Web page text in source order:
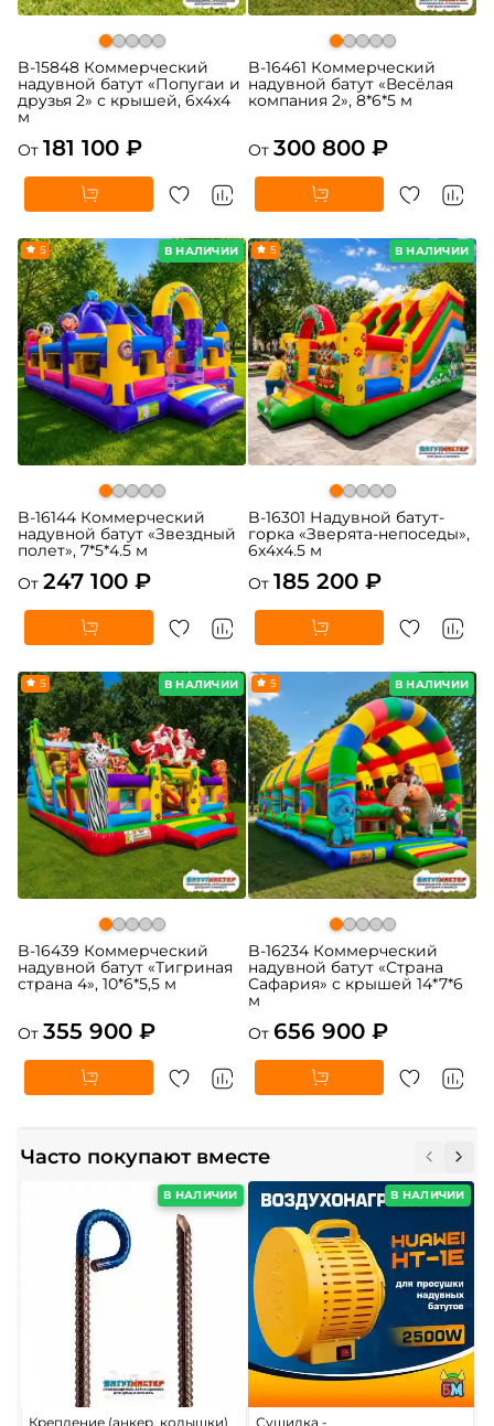
B-15848 Коммерческий
надувной батут «Попугаи и
друзья 2» с крышей, 6x4x4
м
От 181 100 ₽
B-16461 Коммерческий
надувной батут «Весёлая
компания 2», 8*6*5 м
От 300 800 ₽
В НАЛИЧИИ
5
B-16144 Коммерческий
надувной батут «Звездный
полет», 7*5*4.5 м
От 247 100 ₽
В НАЛИЧИИ
5
B-16301 Надувной батут-
горка «Зверята-непоседы»,
6x4x4.5 м
От 185 200 ₽
В НАЛИЧИИ
5
B-16439 Коммерческий
надувной батут «Тигриная
страна 4», 10*6*5,5 м
От 355 900 ₽
В НАЛИЧИИ
5
B-16234 Коммерческий
надувной батут «Страна
Сафария» с крышей 14*7*6
м
От 656 900 ₽
Часто покупают вместе
В НАЛИЧИИ
Крепление (анкер, колышки)
В НАЛИЧИИ
Сушилка -